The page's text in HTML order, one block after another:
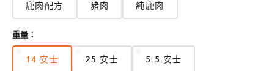
鹿肉配方 豬肉 純鹿肉
重量：
14 安士
版
25 安士
版
5.5 安士
版